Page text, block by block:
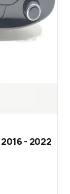
2016 - 2022